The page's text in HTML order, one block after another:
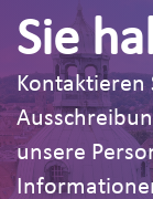
Sie
Kontaktieren
unsere